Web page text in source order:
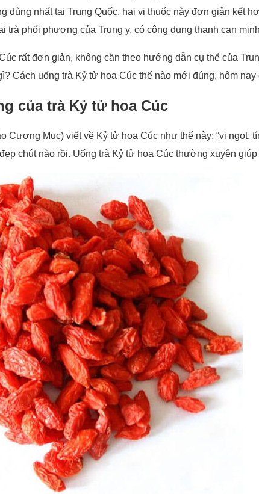
dùng nhất tại Trung Quốc, hai vị thuốc này đơn giản kết
trà phối phương của Trung y, có công dụng thanh can
rất đơn giản, không cần theo hướng dẫn cụ thể của
Cách uống trà Kỷ tử hoa Cúc thế nào mới đúng, hôm
của trà Kỷ tử hoa Cúc
Cương Mục) viết về Kỷ tử hoa Cúc như thế này: “vị ngọt,
chút nào rồi. Uống trà Kỷ tử hoa Cúc thường xuyên